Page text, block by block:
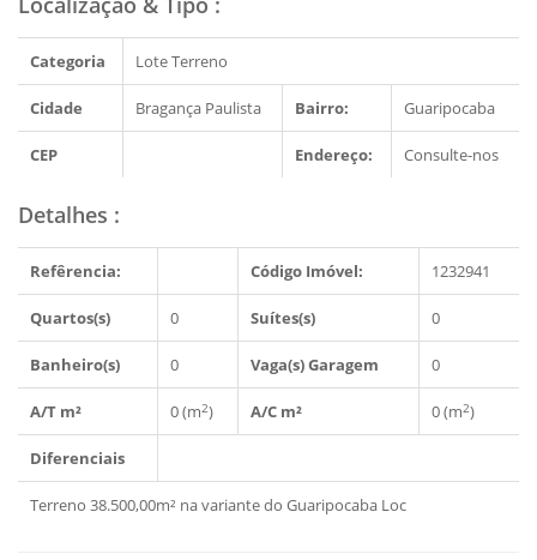
Categoria Lote Terreno
Cidade Bragança Paulista Bairro: Guaripocaba
CEP Endereço: Consulte-nos
Detalhes :
Refêrencia: Código Imóvel: 1232941
Quartos(s) 0 Suítes(s) 0
Banheiro(s) 0 Vaga(s) Garagem 0
A/T m² 0 (m2) A/C m² 0 (m2)
Diferenciais
Terreno 38.500,00m² na variante do Guaripocaba Loc